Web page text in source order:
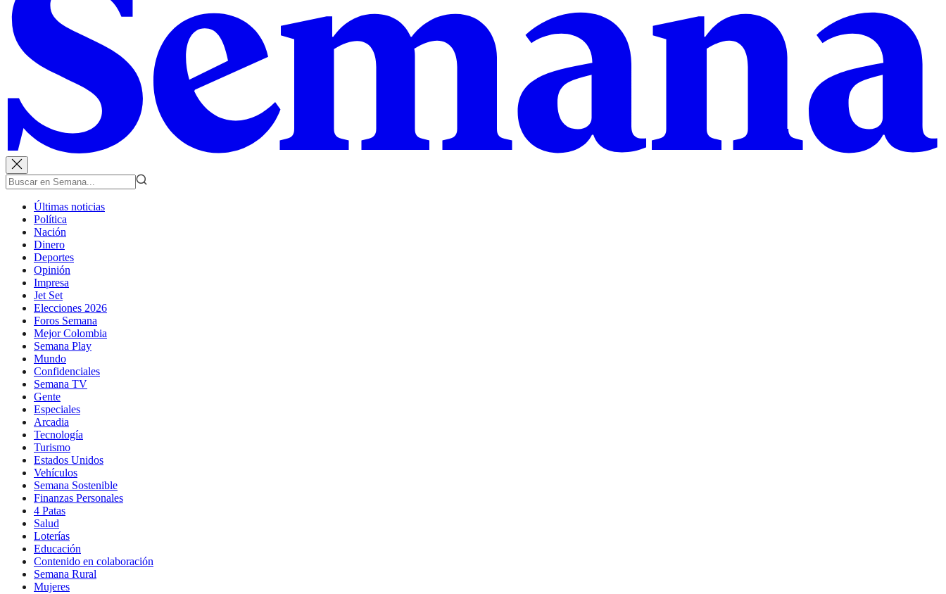
Últimas noticias
Política
Nación
Dinero
Deportes
Opinión
Impresa
Jet Set
Elecciones 2026
Foros Semana
Mejor Colombia
Semana Play
Mundo
Confidenciales
Semana TV
Gente
Especiales
Arcadia
Tecnología
Turismo
Estados Unidos
Vehículos
Semana Sostenible
Finanzas Personales
4 Patas
Salud
Loterías
Educación
Contenido en colaboración
Semana Rural
Mujeres